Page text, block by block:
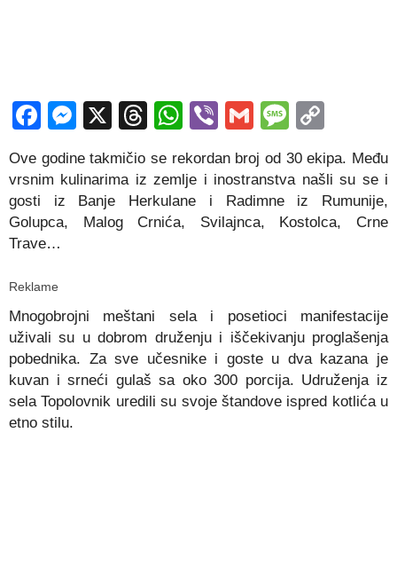
Facebook
Messenger
X Threads
WhatsApp
ViberGmail
Ove godine takmičio se rekordan broj od 30 ekipa. Među
vrsnim kulinarima iz zemlje i inostranstva našli su se i
gosti iz Banje Herkulane i Radimne iz Rumunije,
Golupca, Malog Crnića, Svilajnca, Kostolca, Crne
Trave…
Reklame
Mnogobrojni meštani sela i posetioci manifestacije
uživali su u dobrom druženju i iščekivanju proglašenja
pobednika. Za sve učesnike i goste u dva kazana je
kuvan i srneći gulaš sa oko 300 porcija. Udruženja iz
sela Topolovnik uredili su svoje štandove ispred kotlića u
etno stilu.